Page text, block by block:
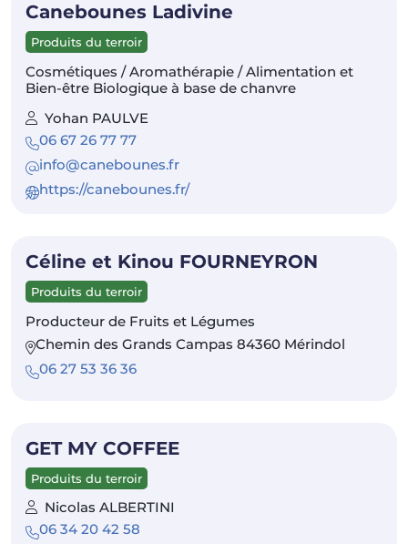
Canebounes Ladivine
Produits du terroir
Cosmétiques / Aromathérapie / Alimentation et
Bien-être Biologique à base de chanvre
Yohan PAULVE
06 67 26 77 77
info@canebounes.fr
https://canebounes.fr/
Céline et Kinou FOURNEYRON
Produits du terroir
Producteur de Fruits et Légumes
Chemin des Grands Campas 84360 Mérindol
06 27 53 36 36
GET MY COFFEE
Produits du terroir
Nicolas ALBERTINI
06 34 20 42 58